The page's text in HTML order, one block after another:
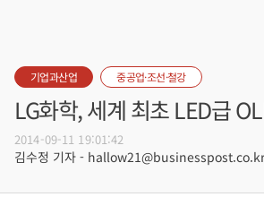
기업과산업 중공업·조선·철강
LG화학, 세계 최초 LED급
2014-09-11 19:01:42
김수정 기자 - hallow21@businesspost.co.kr